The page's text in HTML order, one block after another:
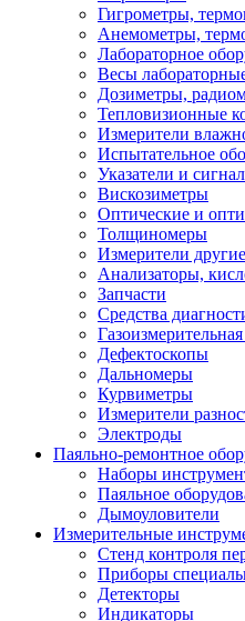
Гигрометры,
Анемометры,
Лабораторное
Весы
Дозиметры,
Тепловизионные
Измерители
Испытательное
Указатели и
Вискозиметры
Оптические и
Толщиномеры
Измерители другие
Анализаторы,
Запчасти
Средства
Дефектоскопы
Дальномеры
Курвиметры
Измерители
Электроды
Паяльно-ремонтное
Наборы
Паяльное
Дымоуловители
Измерительные
Стенд контроля
Приборы
Детекторы
Индикаторы